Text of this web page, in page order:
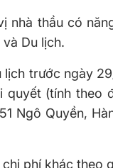
nhà thầu có
Du lịch.
trước ngày
(tính theo
Ngô Quyền,
phí khác theo